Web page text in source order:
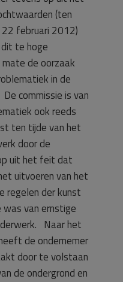
(ten
februari 2012)
te hoge
de oorzaak
in de
commissie is van
ook reeds
ten tijde van het
door de
uit het feit dat
uitvoeren van het
regelen der kunst
van ernstige
Naar het
de ondernemer
door te volstaan
de ondergrond en